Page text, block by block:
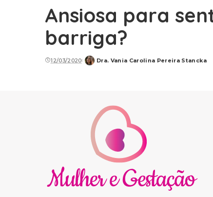
Ansiosa para
barriga?
12/03/2020
Posted
Dra. Vania Carolina Pereira Stancka